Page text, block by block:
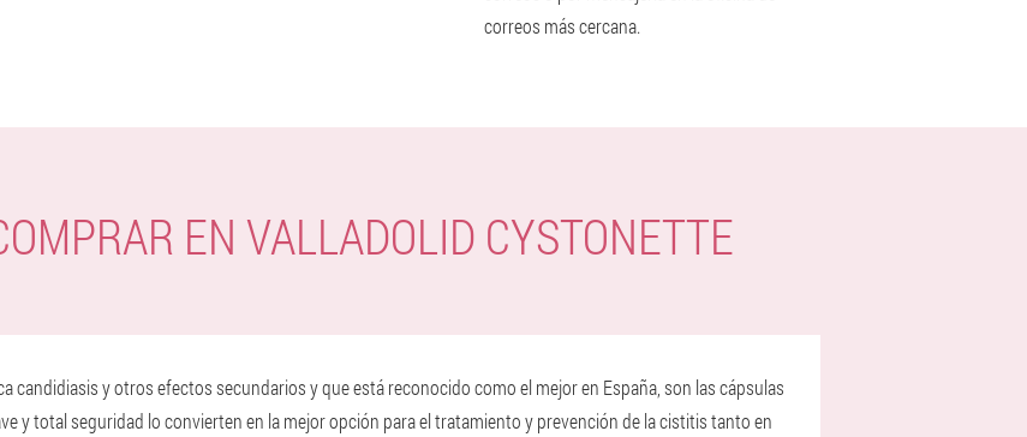
correos más cercana.
EN VALLADOLID CYSTONETTE
candidiasis y otros efectos secundarios y que está reconocido como el mejor en España, son las cápsulas
y total seguridad lo convierten en la mejor opción para el tratamiento y prevención de la cistitis tanto en